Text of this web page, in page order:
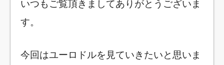
いつもご覧頂きましてありがとうございま
す。
今回はユーロドルを見ていきたいと思いま